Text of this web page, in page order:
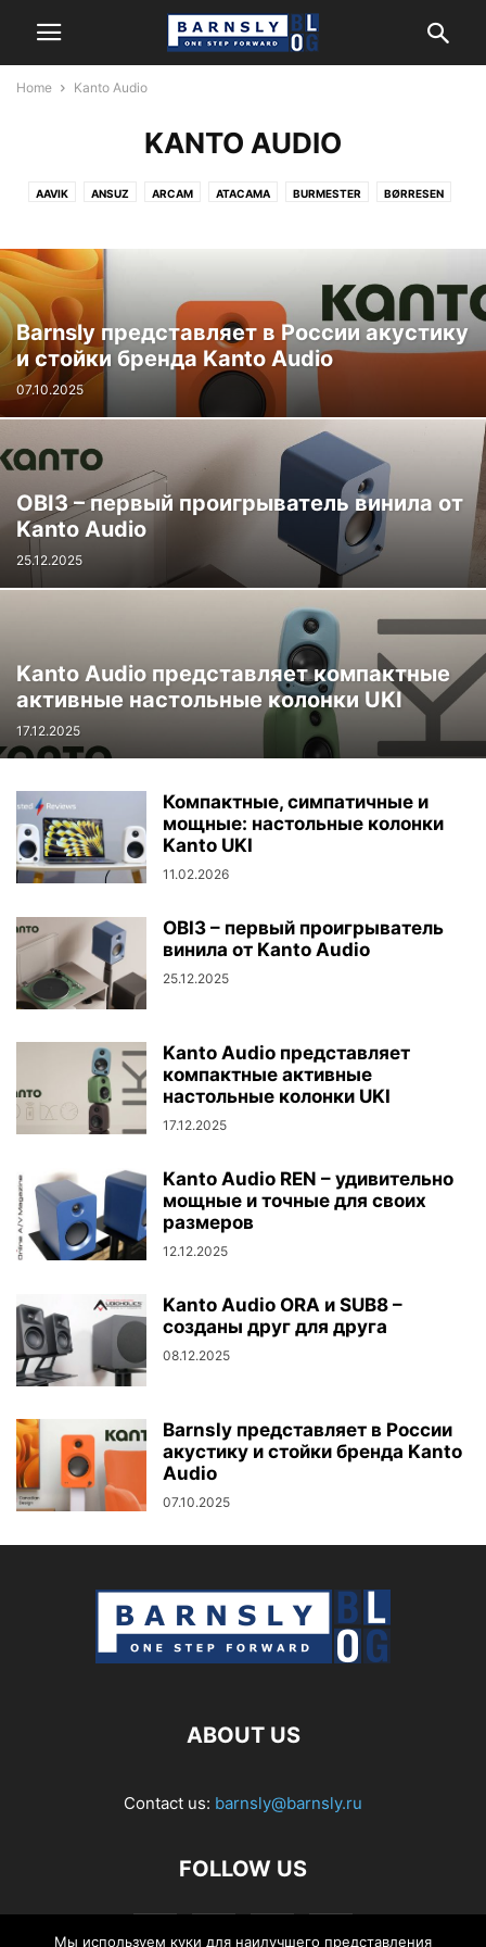
Home Kanto Audio
KANTO AUDIO
AAVIK ANSUZ ARCAM ATACAMA BURMESTER BØRRESEN
KANTO AUDIO MARK LEVINSON MATRIX AUDIO
MONITOR AUDIO
ROKSAN SYSTEM AUDIO
Barnsly представляет в России акустику
и стойки бренда Kanto Audio
07.10.2025
OBI3 – первый проигрыватель винила от
Kanto Audio
25.12.2025
Kanto Audio представляет компактные
активные настольные колонки UKI
17.12.2025
Компактные, симпатичные и
мощные: настольные колонки
Kanto UKI
11.02.2026
OBI3 – первый проигрыватель
винила от Kanto Audio
25.12.2025
Kanto Audio представляет
компактные активные
настольные колонки UKI
17.12.2025
Kanto Audio REN – удивительно
мощные и точные для своих
размеров
12.12.2025
Kanto Audio ORA и SUB8 –
созданы друг для друга
08.12.2025
Barnsly представляет в России
акустику и стойки бренда Kanto
Audio
07.10.2025
ABOUT US
Contact us: barnsly@barnsly.ru
FOLLOW US
Мы используем куки для наилучшего представления